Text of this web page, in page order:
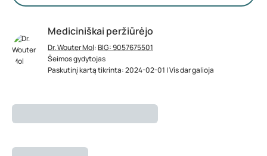
Mediciniškai peržiūrėjo
Dr. Wouter Mol:BIG: 9057675501
Šeimos gydytojas
Paskutinį kartą tikrinta: 2024-02-01 | Vis dar galioja